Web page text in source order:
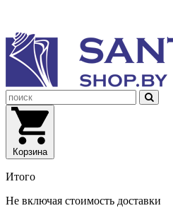
Корзина
Итого
Не включая стоимость доставки